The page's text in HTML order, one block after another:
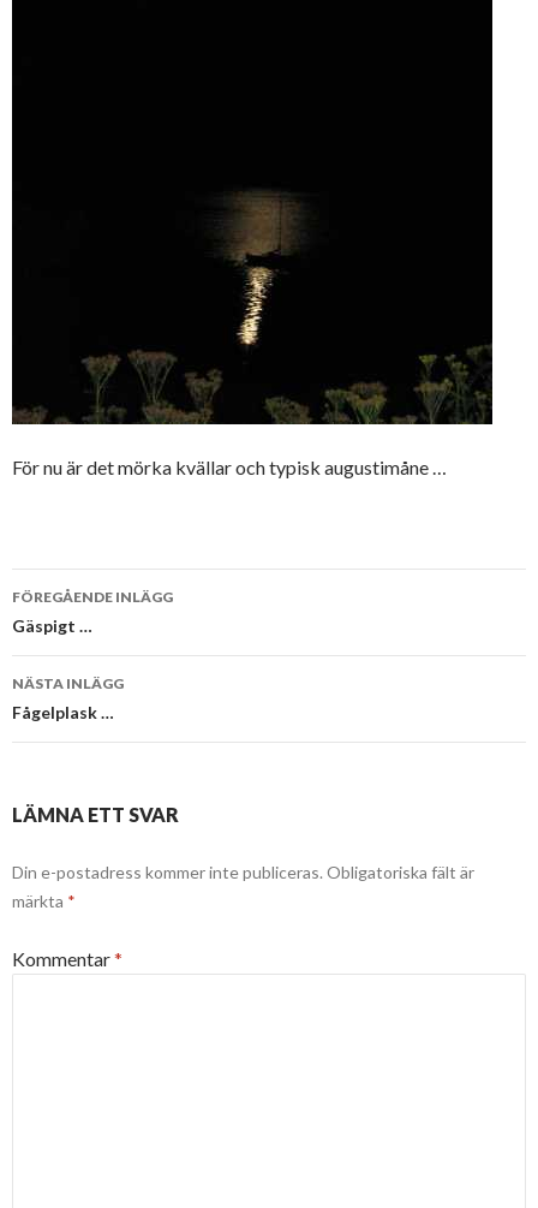
För nu är det mörka kvällar och typisk augustimåne …
Inläggsnavigering
FÖREGÅENDE INLÄGG
Gäspigt …
NÄSTA INLÄGG
Fågelplask …
LÄMNA ETT SVAR
Din e-postadress kommer inte publiceras. Obligatoriska fält är
märkta *
Kommentar*